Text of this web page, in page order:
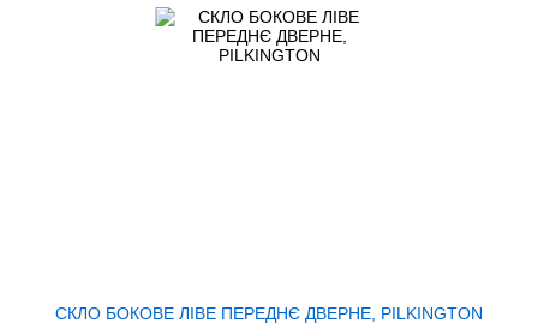
СКЛО БОКОВЕ ЛІВЕ ПЕРЕДНЄ ДВЕРНЕ, PILKINGTON